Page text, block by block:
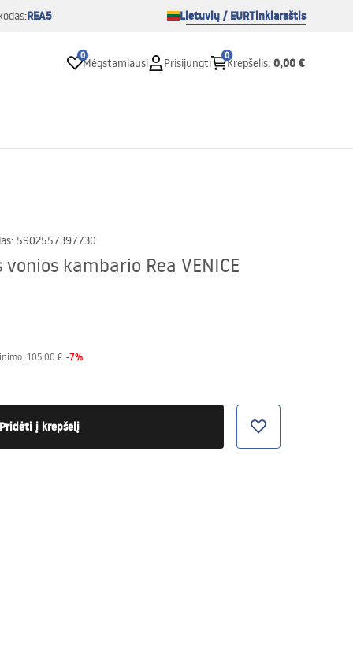
REA5 Lietuvių / EURTinklaraštis
0
Mėgstamiausi Prisijungti
0
Krepšelis: 0,00 €
: 5902557397730
kambario Rea VENICE
105,00 € -7%
Pridėti į krepšelį